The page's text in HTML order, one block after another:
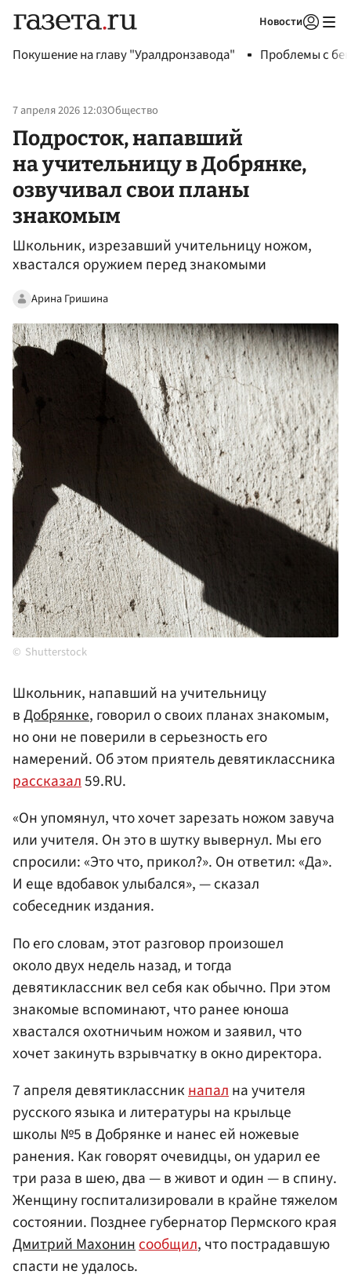
Новости
Покушение на главу "Уралдронзавода" Проблемы с
7 апреля 2026 12:03Общество
Подросток, напавший
на учительницу в Добрянке,
озвучивал свои планы
знакомым
Школьник, изрезавший учительницу ножом,
хвастался оружием перед знакомыми
Арина Гришина
Shutterstock
Школьник, напавший на учительницу
вДобрянке, говорил о своих планах знакомым,
но они не поверили в серьезность его
намерений. Об этом приятель девятиклассника
рассказал59.RU.
«Он упомянул, что хочет зарезать ножом завуча
или учителя. Он это в шутку вывернул. Мы его
спросили: «Это что, прикол?». Он ответил: «Да».
И еще вдобавок улыбался», — сказал
собеседник издания.
По его словам, этот разговор произошел
около двух недель назад, и тогда
девятиклассник вел себя как обычно. При этом
знакомые вспоминают, что ранее юноша
хвастался охотничьим ножом и заявил, что
хочет закинуть взрывчатку в окно директора.
7 апреля девятиклассникнапална учителя
русского языка и литературы на крыльце
школы №5 в Добрянке и нанес ей ножевые
ранения. Как говорят очевидцы, он ударил ее
три раза в шею, два — в живот и один — в спину.
Женщину госпитализировали в крайне тяжелом
состоянии. Позднее губернатор Пермского края
Дмитрий Махонинсообщил, что пострадавшую
спасти не удалось.